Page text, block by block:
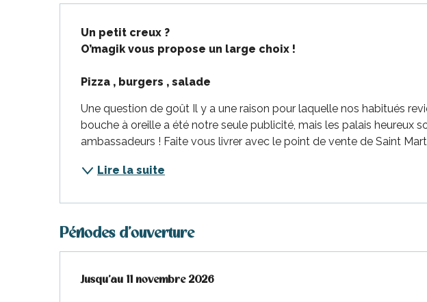
Marie-de-Ré
Un petit creux ?
O’magik vous propose un large choix !
Pizza , burgers , salade
Une question de goût Il y a une raison pour laquelle nos habitués
bouche à oreille a été notre seule publicité, mais les palais heureux
ambassadeurs ! Faite vous livrer avec le point de vente de Saint
Lire la suite
Périodes d'ouverture
Du1 mars 2026au11 novembre 2026
Jusqu'au 11 novembre 2026